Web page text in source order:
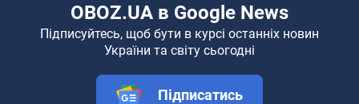
OBOZ.UA в Google News
Підписуйтесь, щоб бути в курсі останніх новин
України та світу сьогодні
Підписатись